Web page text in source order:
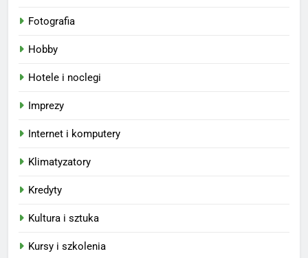
Fotografia
Hobby
Hotele i noclegi
Imprezy
Internet i komputery
Klimatyzatory
Kredyty
Kultura i sztuka
Kursy i szkolenia